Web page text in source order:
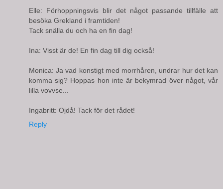
Elle: Förhoppningsvis blir det något passande tillfälle att
besöka Grekland i framtiden!
Tack snälla du och ha en fin dag!
Ina: Visst är de! En fin dag till dig också!
Monica: Ja vad konstigt med morrhåren, undrar hur det kan
komma sig? Hoppas hon inte är bekymrad över något, vår
lilla vovvse...
Ingabritt: Ojdå! Tack för det rådet!
Reply